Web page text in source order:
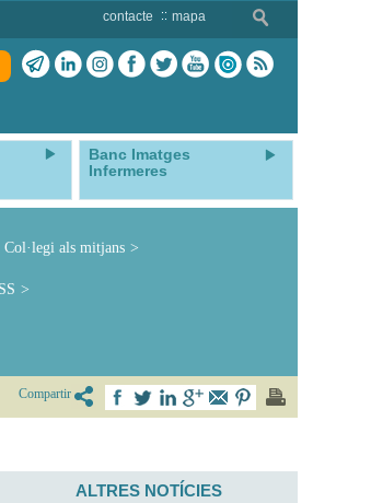
contacte mapa
Banc Imatges
Infermeres
als mitjans
Compartir
ALTRES NOTÍCIES